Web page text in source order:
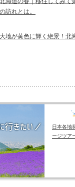
の訪れとは。
大地が黄色に輝く絶景！北
日本各地
ージツア